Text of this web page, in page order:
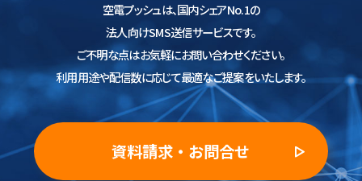
空電プッシュは、国内シェアNo.1の
法人向けSMS送信サービスです。
ご不明な点はお気軽にお問い合わせください。
利用用途や配信数に応じて最適なご提案をいたします。
資料請求・お問合せ